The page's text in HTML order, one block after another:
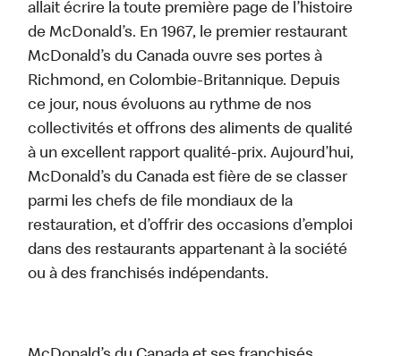
allait écrire la toute première page de l’histoire
de McDonald’s. En 1967, le premier restaurant
McDonald’s du Canada ouvre ses portes à
Richmond, en Colombie-Britannique. Depuis
ce jour, nous évoluons au rythme de nos
collectivités et offrons des aliments de qualité
à un excellent rapport qualité-prix. Aujourd’hui,
McDonald’s du Canada est fière de se classer
parmi les chefs de file mondiaux de la
restauration, et d’offrir des occasions d’emploi
dans des restaurants appartenant à la société
ou à des franchisés indépendants.